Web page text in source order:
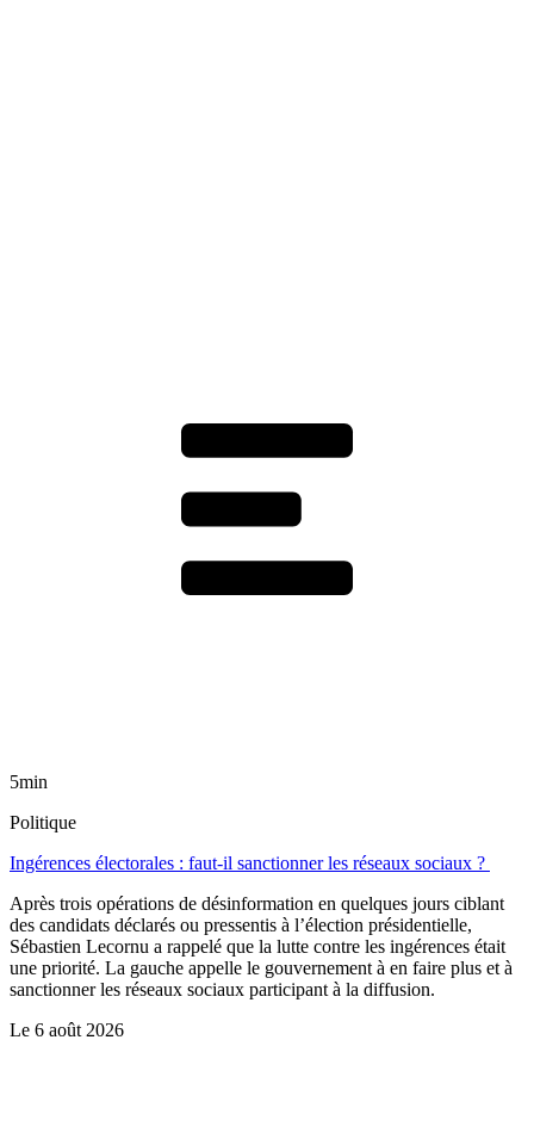
5min
Politique
Ingérences électorales : faut-il sanctionner les réseaux sociaux ?
Après trois opérations de désinformation en quelques jours ciblant
des candidats déclarés ou pressentis à l’élection présidentielle,
Sébastien Lecornu a rappelé que la lutte contre les ingérences était
une priorité. La gauche appelle le gouvernement à en faire plus et à
sanctionner les réseaux sociaux participant à la diffusion.
Le 6 août 2026